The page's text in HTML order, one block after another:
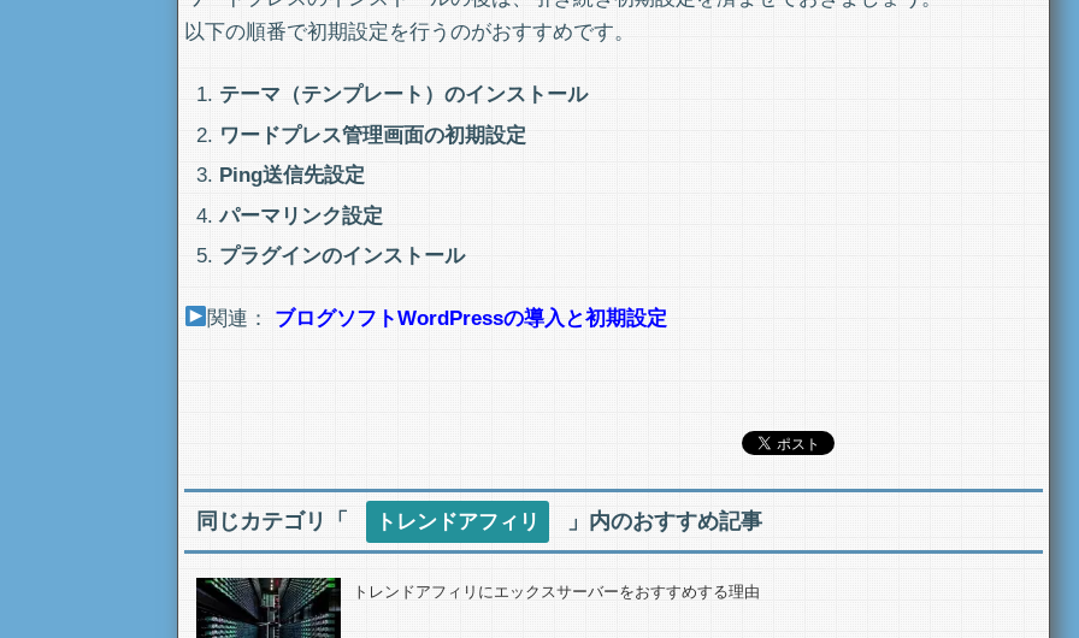
以下の順番で初期設定を行うのがおすすめです。
テーマ（テンプレート）のインストール
ワードプレス管理画面の初期設定
Ping送信先設定
パーマリンク設定
プラグインのインストール
関連： ブログソフトWordPressの導入と初期設定
同じカテゴリ「 トレンドアフィリ 」内のおすすめ記事
トレンドアフィリにエックスサーバーをおすすめする理由